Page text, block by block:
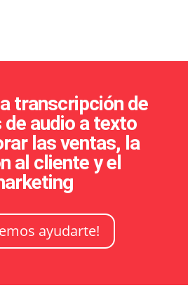
transcripción de
de audio a texto
las ventas, la
al cliente y el
ayudarte!